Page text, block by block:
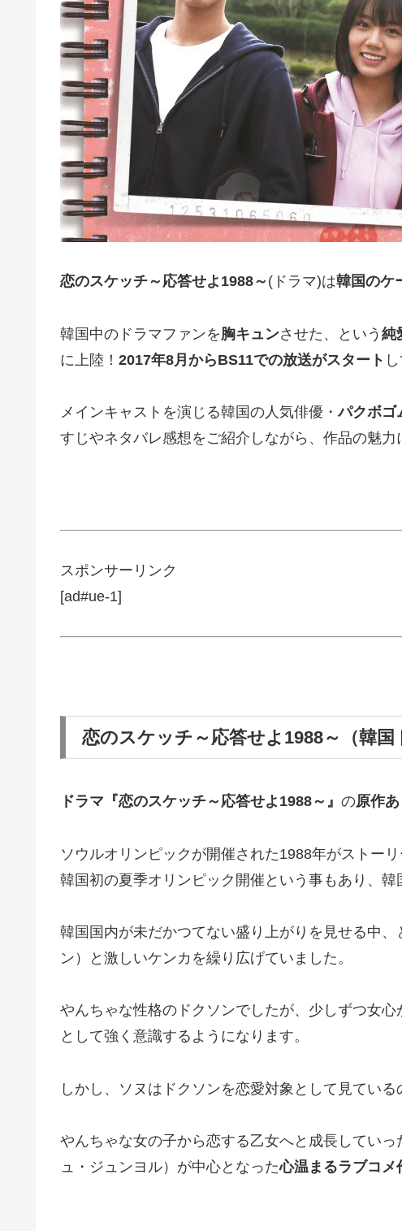
恋のスケッチ～応答せよ1988～ (ドラマ)は韓国のケ
韓国中のドラマファンを胸キュンさせた、という 純
に上陸！ 2017年8月からBS11での放送がスタート
メインキャストを演じる韓国の人気俳優・パクボゴ
すじやネタバレ感想をご紹介しながら、作品の魅力
スポンサーリンク
[ad#ue-1]
恋のスケッチ～応答せよ1988～（韓
ドラマ『恋のスケッチ～応答せよ1988～』 の原作
ソウルオリンピックが開催された1988年がストーリ
韓国初の夏季オリンピック開催という事もあり、韓
韓国国内が未だかつてない盛り上がりを見せる中
ン）と激しいケンカを繰り広げていました。
やんちゃな性格のドクソンでしたが、少しずつ女
として強く意識するようになります。
しかし、ソヌはドクソンを恋愛対象として見てい
やんちゃな女の子から恋する乙女へと成長してい
ュ・ジュンヨル）が中心となった心温まるラブコメ